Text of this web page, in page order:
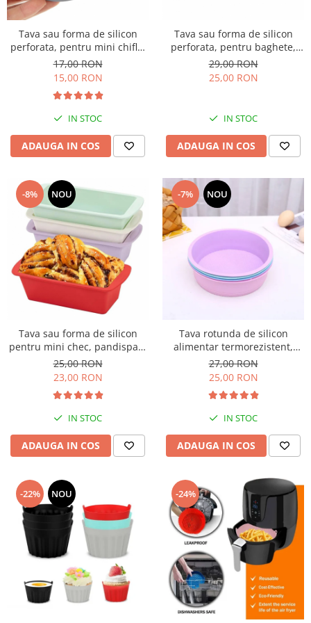
Tava sau forma de silicon
perforata, pentru mini chifle,
paine
17,00 RON
15,00 RON
IN STOC
ADAUGA IN COS
Tava sau forma de silicon
perforata, pentru baghete,
paine
29,00 RON
25,00 RON
IN STOC
ADAUGA IN COS
-8% NOU
Tava sau forma de silicon
pentru mini chec, pandispan,
drob, 19cm
25,00 RON
23,00 RON
IN STOC
ADAUGA IN COS
-7% NOU
Tava rotunda de silicon
alimentar termorezistent,
20cm, pentru blat de tort,
prajitura, chec, friteuza cu aer
cald, Airfryer
27,00 RON
25,00 RON
IN STOC
ADAUGA IN COS
-22% NOU -24%